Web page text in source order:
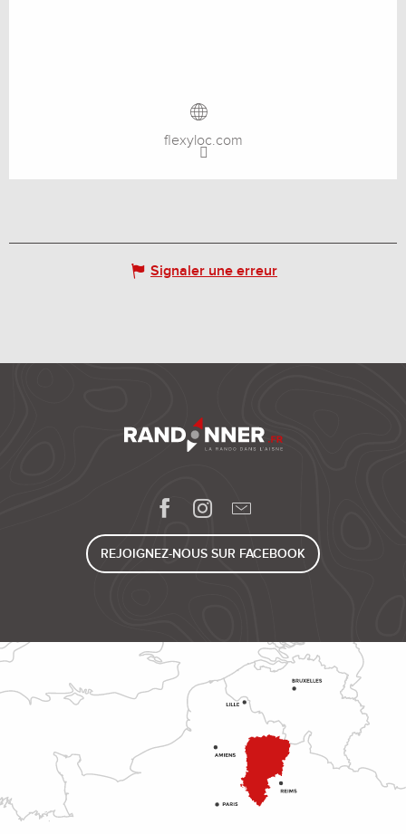
flexyloc.com
Signaler une erreur
REJOIGNEZ-NOUS SUR FACEBOOK